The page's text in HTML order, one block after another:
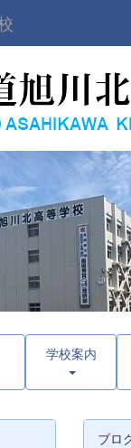
学校案内
ブロ